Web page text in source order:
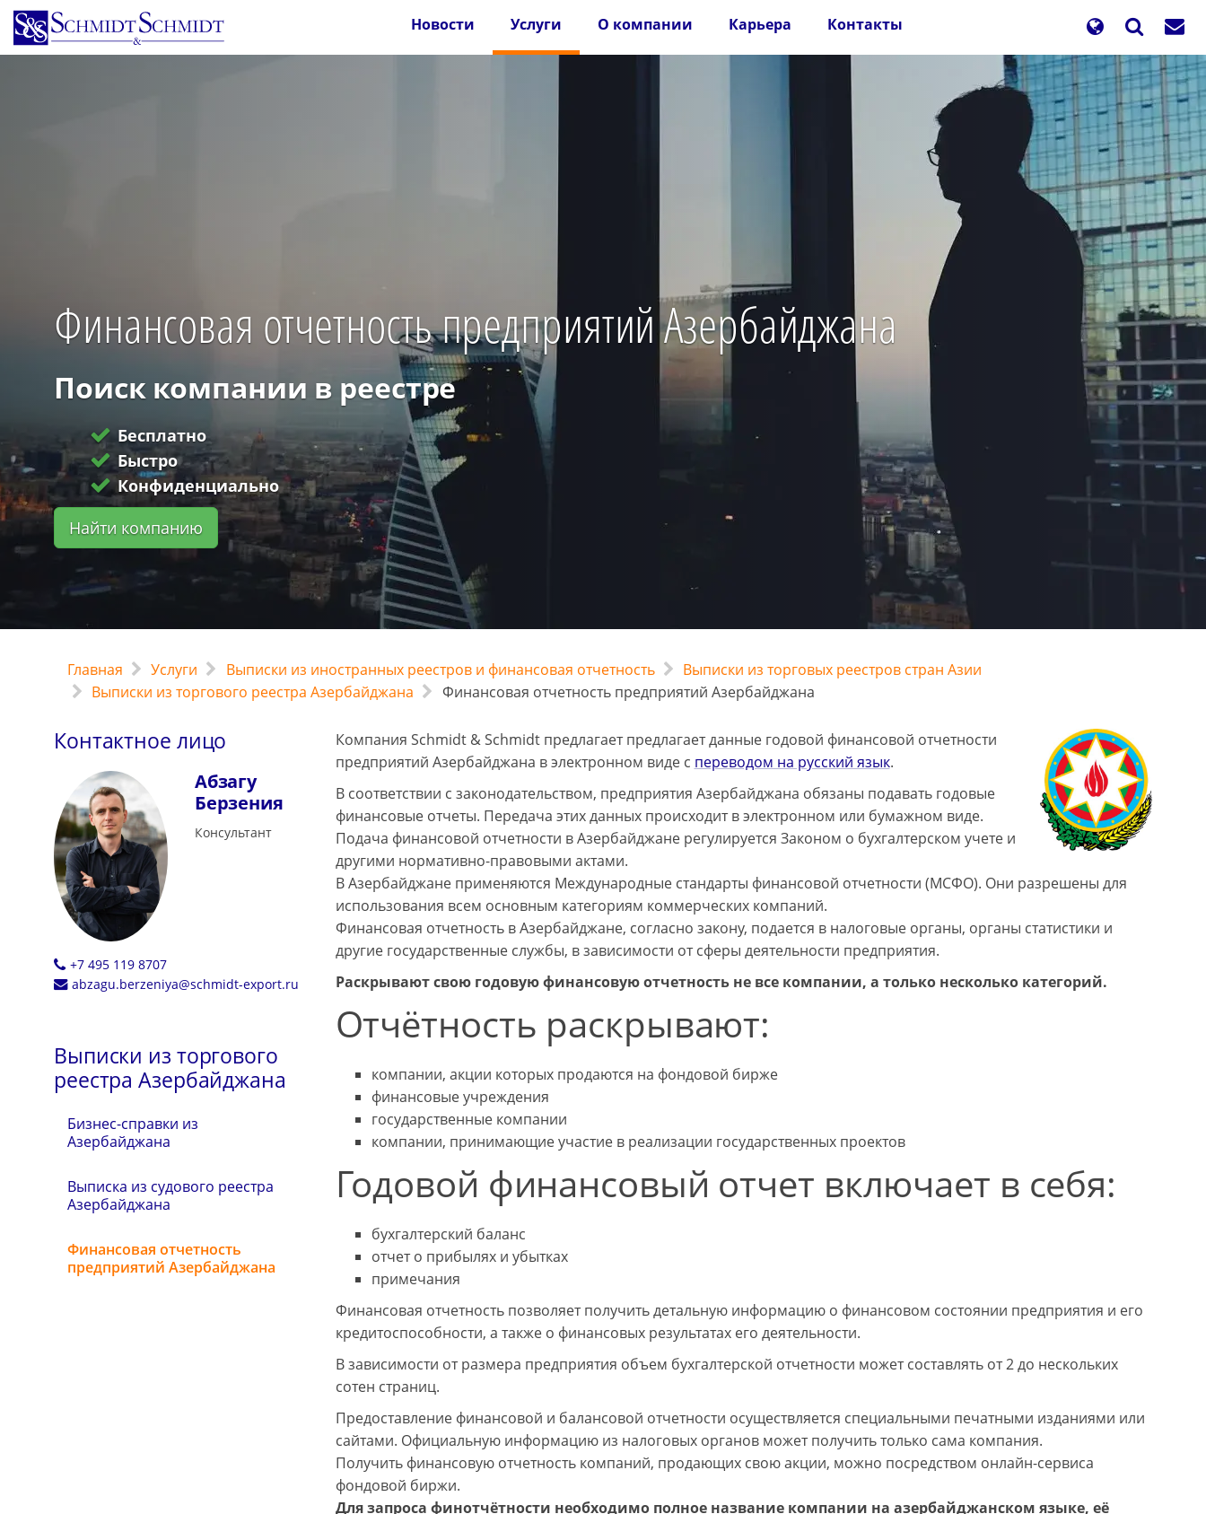
Перейти
основному
Новости Услуги О компании Карьера Контакты
Финансовая отчетность предприятий Азербайджана
Поиск компании в реестре
Бесплатно
Быстро
Конфиденциально
Найти компанию
Главная Услуги Выписки из иностранных реестров и финансовая отчетность
Выписки из торговых реестров стран Азии
Выписки из торгового реестра Азербайджана
Финансовая отчетность предприятий Азербайджана
Контактное лицо
Абзагу
Берзения
Консультант
+7 495 119 8707
abzagu.berzeniya@schmidt-export.ru
Выписки из торгового
реестра Азербайджана
Бизнес-справки из
Азербайджана
Выписка из судового реестра
Азербайджана
Финансовая отчетность
предприятий Азербайджана
Компания Schmidt & Schmidt предлагает предлагает данные годовой финансовой отчетности
предприятий Азербайджана в электронном виде с переводом на русский язык.
В соответствии с законодательством, предприятия Азербайджана обязаны подавать годовые
финансовые отчеты. Передача этих данных происходит в электронном или бумажном виде.
Подача финансовой отчетности в Азербайджане регулируется Законом о бухгалтерском учете и
другими нормативно-правовыми актами.
В Азербайджане применяются Международные стандарты финансовой отчетности (МСФО). Они разрешены для
использования всем основным категориям коммерческих компаний.
Финансовая отчетность в Азербайджане, согласно закону, подается в налоговые органы, органы статистики и
другие государственные службы, в зависимости от сферы деятельности предприятия.
Раскрывают свою годовую финансовую отчетность не все компании, а только несколько категорий.
Отчётность раскрывают:
компании, акции которых продаются на фондовой бирже
финансовые учреждения
государственные компании
компании, принимающие участие в реализации государственных проектов
Годовой финансовый отчет включает в себя:
бухгалтерский баланс
отчет о прибылях и убытках
примечания
Финансовая отчетность позволяет получить детальную информацию о финансовом состоянии предприятия и его
кредитоспособности, а также о финансовых результатах его деятельности.
В зависимости от размера предприятия объем бухгалтерской отчетности может составлять от 2 до нескольких
сотен страниц.
Предоставление финансовой и балансовой отчетности осуществляется специальными печатными изданиями или
сайтами. Официальную информацию из налоговых органов может получить только сама компания.
Получить финансовую отчетность компаний, продающих свою акции, можно посредством онлайн-сервиса
фондовой биржи.
Для запроса финотчётности необходимо полное название компании на азербайджанском языке, её